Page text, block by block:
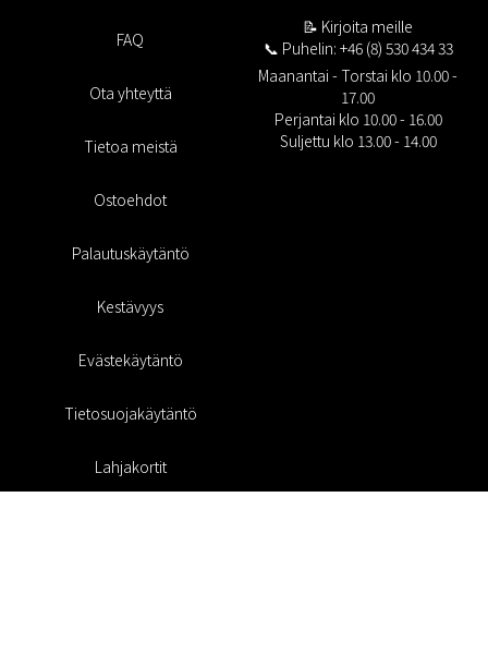
FAQ
Ota yhteyttä
Tietoa meistä
Ostoehdot
Palautuskäytäntö
Kestävyys
Evästekäytäntö
Tietosuojakäytäntö
Lahjakortit
📝 Kirjoita meille
📞 Puhelin: +46 (8) 530 434 33
Maanantai - Torstai klo 10.00 -
17.00
Perjantai klo 10.00 - 16.00
Suljettu klo 13.00 - 14.00